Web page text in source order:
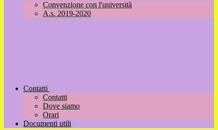
Convenzione con l'università
A.s. 2019-2020
Contatti
Contatti
Dove siamo
Orari
Documenti utili